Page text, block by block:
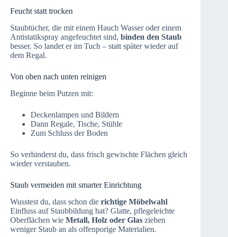
Feucht statt trocken
Staubtücher, die mit einem Hauch Wasser oder einem
Antistatikspray angefeuchtet sind, binden den Staub
besser. So landet er im Tuch – statt später wieder auf
dem Regal.
Von oben nach unten reinigen
Beginne beim Putzen mit:
Deckenlampen und Bildern
Dann Regale, Tische, Stühle
Zum Schluss der Boden
So verhinderst du, dass frisch gewischte Flächen gleich
wieder verstauben.
Staub vermeiden mit smarter Einrichtung
Wusstest du, dass schon die richtige Möbelwahl
Einfluss auf Staubbildung hat? Glatte, pflegeleichte
Oberflächen wie Metall, Holz oder Glas ziehen
weniger Staub an als offenporige Materialien.